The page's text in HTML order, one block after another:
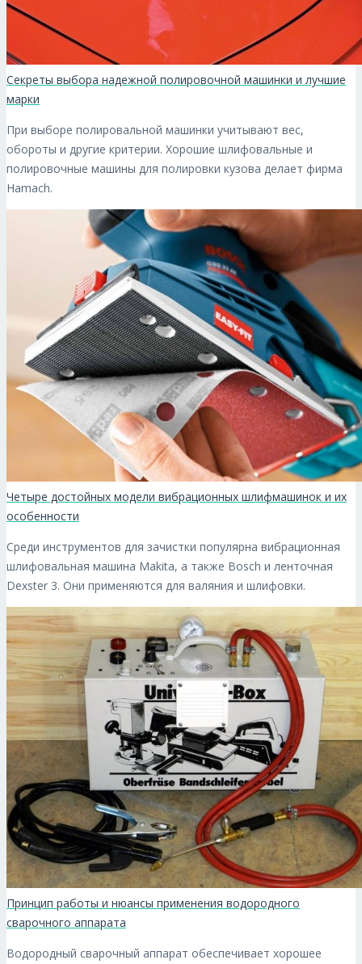
Секреты выбора надежной полировочной машинки и лучшие
марки
При выборе полировальной машинки учитывают вес,
обороты и другие критерии. Хорошие шлифовальные и
полировочные машины для полировки кузова делает фирма
Hamach.
Четыре достойных модели вибрационных шлифмашинок и их
особенности
Среди инструментов для зачистки популярна вибрационная
шлифовальная машина Makita, а также Bosch и ленточная
Dexster 3. Они применяются для валяния и шлифовки.
Принцип работы и нюансы применения водородного
сварочного аппарата
Водородный сварочный аппарат обеспечивает хорошее